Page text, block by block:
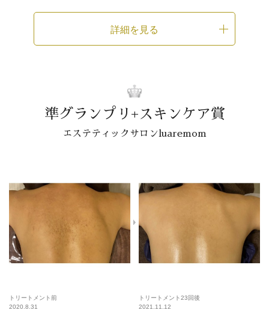
詳細を見る
準グランプリ+スキンケア賞
エステティックサロンluaremom
トリートメント前
2020.8.31
トリートメント23回後
2021.11.12